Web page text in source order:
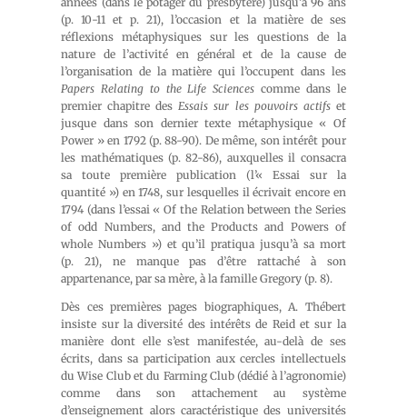
(p. 10-11 et p. 21), l’occasion et la matière de ses
réflexions métaphysiques sur les questions de la
nature de l’activité en général et de la cause de
l’organisation de la matière qui l’occupent dans les
Papers Relating to the Life Sciences comme dans le
premier chapitre desEssais sur les pouvoirs actifset
jusque dans son dernier texte métaphysique « Of
Power » en 1792 (p. 88-90). De même, son intérêt pour
les mathématiques (p. 82-86), auxquelles il consacra
sa toute première publication (l’« Essai sur la
quantité ») en 1748, sur lesquelles il écrivait encore en
1794 (dans l’essai « Of the Relation between the Series
of odd Numbers, and the Products and Powers of
whole Numbers ») et qu’il pratiqua jusqu’à sa mort
(p. 21), ne manque pas d’être rattaché à son
appartenance, par sa mère, à la famille Gregory (p. 8).
Dès ces premières pages biographiques, A. Thébert
insiste sur la diversité des intérêts de Reid et sur la
manière dont elle s’est manifestée, au-delà de ses
écrits, dans sa participation aux cercles intellectuels
du Wise Club et du Farming Club (dédié à l’agronomie)
comme dans son attachement au système
d’enseignement alors caractéristique des universités